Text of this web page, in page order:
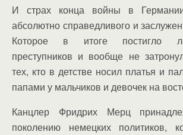
И страх конца войны в
абсолютно справедливого и
Которое в итоге постигло
преступников и вообще не
тех, кто в детстве носил платья и
папами у мальчиков и девочек на
Канцлер Фридрих Мерц
поколению немецких политиков,